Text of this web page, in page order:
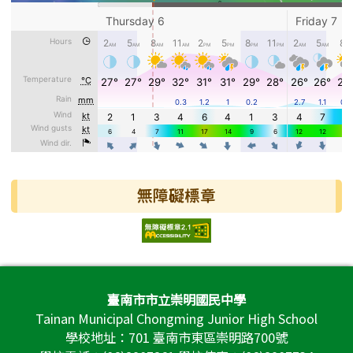
無障礙標章
頁尾區域內容臺南市市立崇明國民中學
Tainan Municipal Chongming Junior High School
學校地址：701 臺南市東區崇明路700號